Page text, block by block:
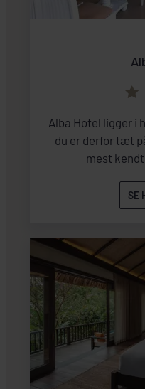
Alba Hotel ligger i
du er derfor tæt
mest
SE